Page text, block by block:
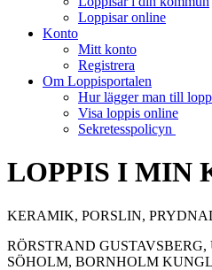
Loppisar online
Konto
Mitt konto
Registrera
Om Loppisportalen
Hur lägger man till
Visa loppis online
Sekretesspolicyn
LOPPIS I MIN
KERAMIK, PORSLIN,
RÖRSTRAND
SÖHOLM, BORNHOLM